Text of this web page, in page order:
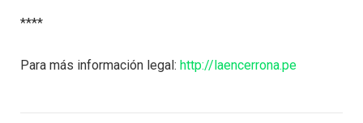
****
Para más información legal: http://laencerrona.pe